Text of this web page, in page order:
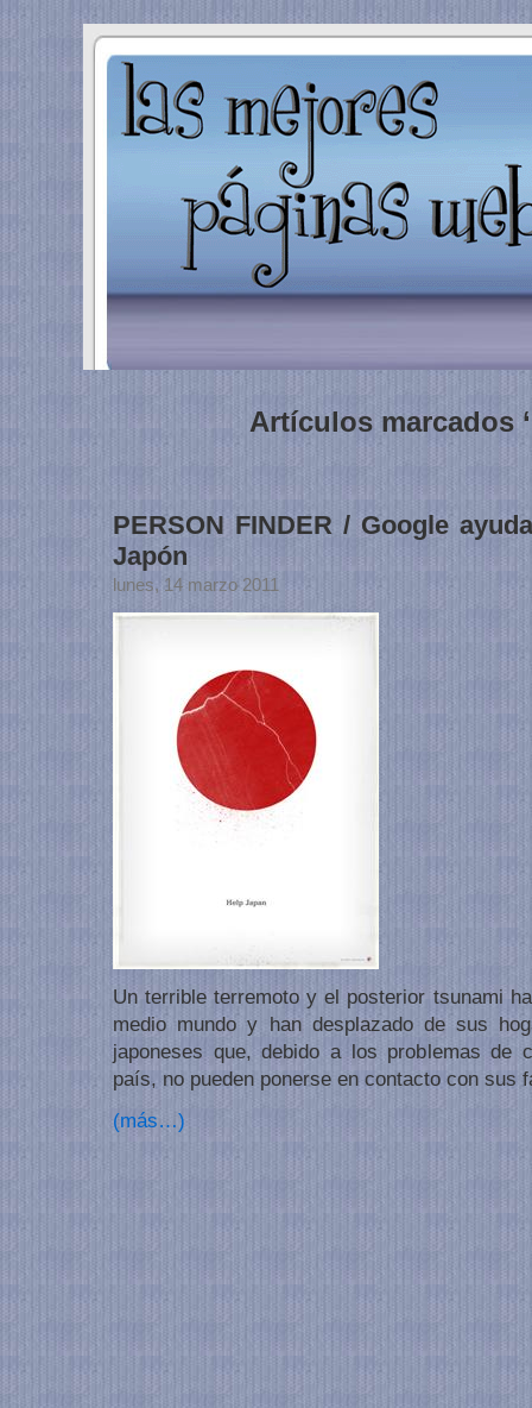
Artículos marcados
PERSON FINDER / Google
Japón
lunes, 14 marzo 2011
Un terrible terremoto y el posterior tsunami
medio mundo y han desplazado de sus
japoneses que, debido a los problemas de
país, no pueden ponerse en contacto con sus
(más…)